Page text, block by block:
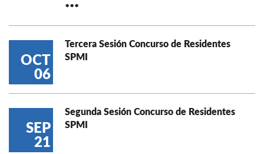
OCT
06
Tercera Sesión Concurso de Residentes
SPMI
SEP
21
Segunda Sesión Concurso de Residentes
SPMI